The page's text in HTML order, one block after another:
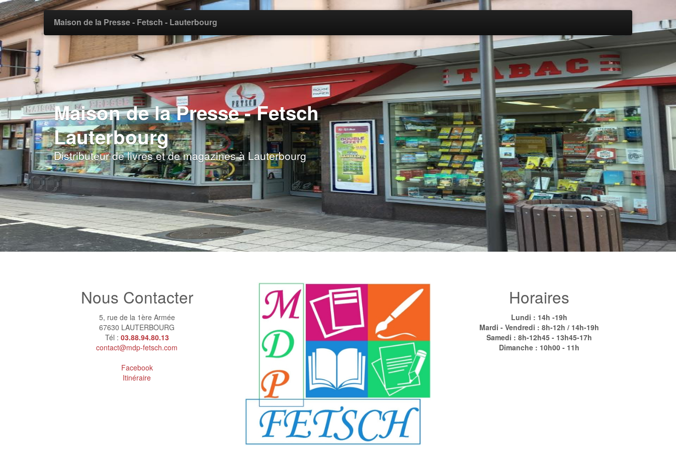
Maison de la Presse - Fetsch - Lauterbourg
Maison de la Presse - Fetsch
Lauterbourg
Distributeur de livres et de magazines à Lauterbourg
Nous Contacter
5, rue de la 1ère Armée
67630 LAUTERBOURG
Tél : 03.88.94.80.13
contact@mdp-fetsch.com
Facebook
Itinéraire
Horaires
Lundi : 14h -19h
Mardi - Vendredi : 8h-12h / 14h-19h
Samedi : 8h-12h45 - 13h45-17h
Dimanche : 10h00 - 11h